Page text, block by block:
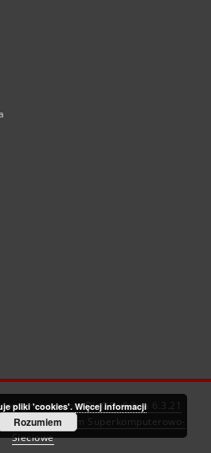
oprogramowaniuDInGO dLibra 6.3.21
Centrum Superkomputerowo-
Sieciowe
pliki 'cookies'. Więcej informacji
Rozumiem